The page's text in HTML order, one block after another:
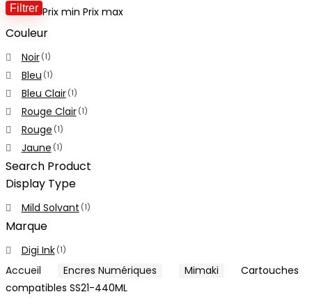
Prix min Prix max
Filtrer
Couleur
Noir (1)
Bleu (1)
Bleu Clair (1)
Rouge Clair (1)
Rouge (1)
Jaune (1)
Search Product
Display Type
Mild Solvant (1)
Marque
Digi Ink (1)
Accueil Encres Numériques Mimaki
Cartouches
compatibles SS21-440ML